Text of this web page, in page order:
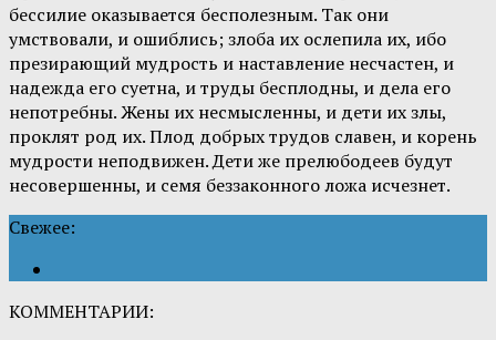
бессилие оказывается бесполезным. Так они
умствовали, и ошиблись; злоба их ослепила их, ибо
презирающий мудрость и наставление несчастен, и
надежда его суетна, и труды бесплодны, и дела его
непотребны. Жены их несмысленны, и дети их злы,
проклят род их. Плод добрых трудов славен, и корень
мудрости неподвижен. Дети же прелюбодеев будут
несовершенны, и семя беззаконного ложа исчезнет.
Свежее:
КОММЕНТАРИИ: